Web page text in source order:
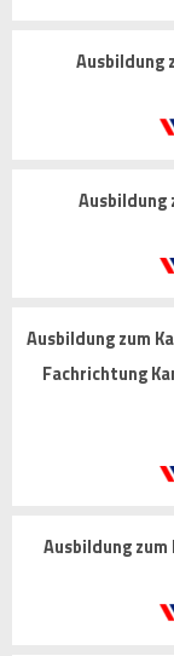
Ausbildung
Ausbildung zum
Fachrichtung
Ausbildung